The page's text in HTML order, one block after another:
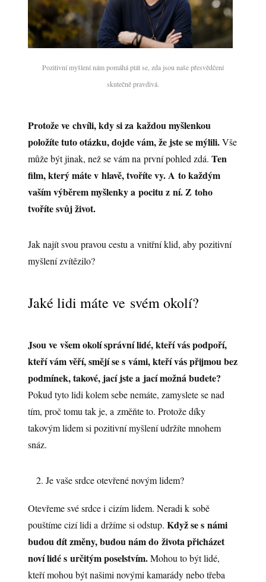
Pozitivní myšlení nám pomáhá ptát se, zda jsou naše přesvědčení
skutečně pravdivá.
Protože ve chvíli, kdy si za každou myšlenkou
položíte tuto otázku, dojde vám, že jste se mýlili.Vše
může být jinak, než se vám na první pohled zdá.Ten
film, který máte v hlavě, tvoříte vy. A to každým
vaším výběrem myšlenky a pocitu z ní. Z toho
tvoříte svůj život.
Jak najít svou pravou cestu a vnitřní klid, aby pozitivní
myšlení zvítězilo?
Jaké lidi máte ve svém okolí?
Jsou ve všem okolí správní lidé, kteří vás podpoří,
kteří vám věří, smějí se s vámi, kteří vás přijmou bez
podmínek, takové, jací jste a jací možná budete?
Pokud tyto lidi kolem sebe nemáte, zamyslete se nad
tím, proč tomu tak je, a změňte to. Protože díky
takovým lidem si pozitivní myšlení udržíte mnohem
snáz.
Je vaše srdce otevřené novým lidem?
Otevřeme své srdce i cizím lidem. Neradi k sobě
pouštíme cizí lidi a držíme si odstup.Když se s námi
budou dít změny, budou nám do života přicházet
noví lidé s určitým poselstvím.Mohou to být lidé,
kteří mohou být našimi novými kamarády nebo třeba